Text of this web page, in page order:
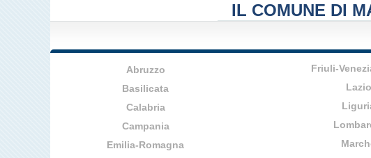
IL COMUNE DI
Abruzzo
Basilicata
Calabria
Campania
Emilia-Romagna
Friuli-
Lazio